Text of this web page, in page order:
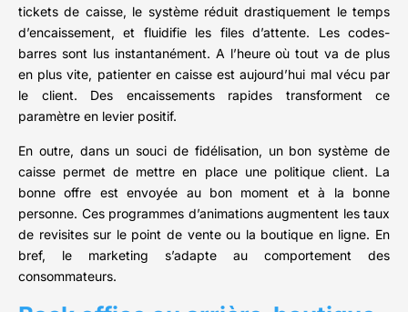
tickets de caisse, le système réduit drastiquement le temps
d’encaissement, et fluidifie les files d’attente. Les codes-
barres sont lus instantanément. A l’heure où tout va de plus
en plus vite, patienter en caisse est aujourd’hui mal vécu par
le client. Des encaissements rapides transforment ce
paramètre en levier positif.
En outre, dans un souci de fidélisation, un bon système de
caisse permet de mettre en place une politique client. La
bonne offre est envoyée au bon moment et à la bonne
personne. Ces programmes d’animations augmentent les taux
de revisites sur le point de vente ou la boutique en ligne. En
bref, le marketing s’adapte au comportement des
consommateurs.